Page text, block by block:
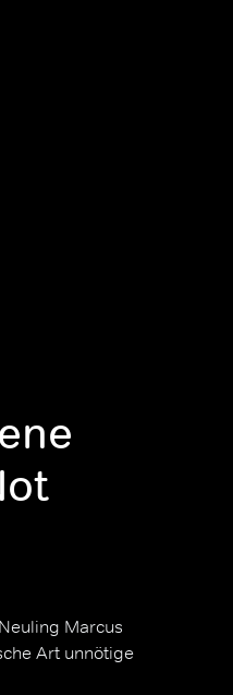
Marcus
Art unnötige